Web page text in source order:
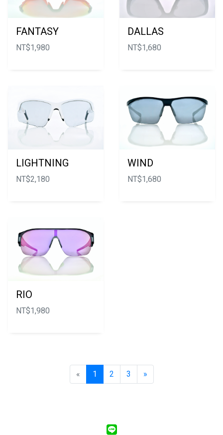
FANTASY
NT$1,980
DALLAS
NT$1,680
LIGHTNING
NT$2,180
WIND
NT$1,680
RIO
NT$1,980
« 1 2 3 »